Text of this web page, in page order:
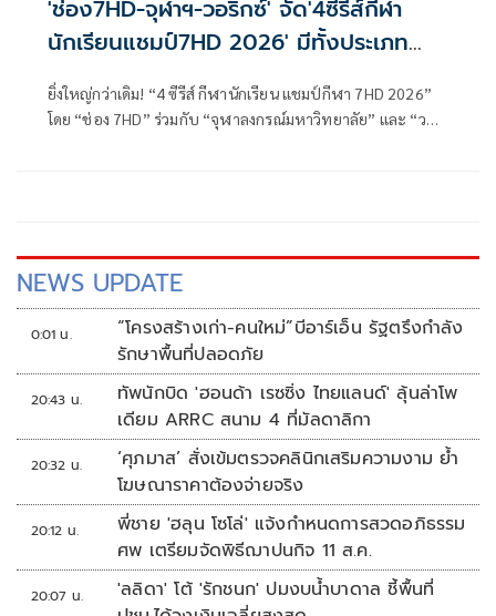
'ช่อง7HD-จุฬาฯ-วอริกซ์' จัด'4ซีรีส์กีฬา
นักเรียนแชมป์7HD 2026' มีทั้งประเภท
ชาย-หญิง
ยิ่งใหญ่กว่าเดิม! “4 ซีรีส์ กีฬานักเรียน แชมป์กีฬา 7HD 2026”
โดย “ช่อง 7HD” ร่วมกับ “จุฬาลงกรณ์มหาวิทยาลัย” และ “วอ
NEWS UPDATE
0:01 น.
“โครงสร้างเก่า-คนใหม่”บีอาร์เอ็น รัฐตรึงกำลัง
รักษาพื้นที่ปลอดภัย
20:43 น.
ทัพนักบิด 'ฮอนด้า เรซซิ่ง ไทยแลนด์' ลุ้นล่าโพ
เดียม ARRC สนาม 4 ที่มัลดาลิกา
20:32 น.
‘ศุภมาส’ สั่งเข้มตรวจคลินิกเสริมความงาม ย้ำ
โฆษณาราคาต้องจ่ายจริง
20:12 น.
พี่ชาย 'ฮลุน โซโล่' แจ้งกำหนดการสวดอภิธรรม
ศพ เตรียมจัดพิธีฌาปนกิจ 11 ส.ค.
20:07 น.
'ลลิดา' โต้ 'รักชนก' ปมงบน้ำบาดาล ชี้พื้นที่